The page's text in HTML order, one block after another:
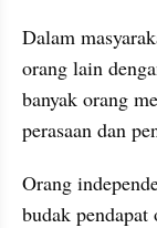
Dalam
orang lain
banyak orang
perasaan dan
Orang
budak